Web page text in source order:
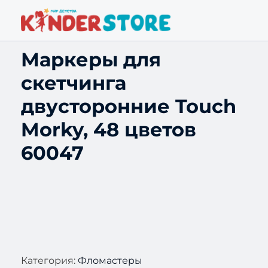
Маркеры для
скетчинга
двусторонние Touch
Morky, 48 цветов
60047
Категория: Фломастеры